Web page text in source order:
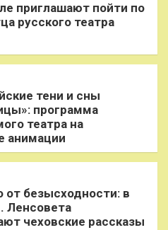
приглашают пойти по
русского театра
тени и сны
программа
театра на
анимации
от безысходности: в
Ленсовета
чеховские рассказы